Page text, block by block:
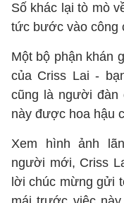
Số khác lại tò mò
tức bước vào công
Một bộ phận khán
của Criss Lai -
cũng là người đàn
này được hoa hậu
Xem hình ảnh
người mới, Criss
lời chúc mừng gửi